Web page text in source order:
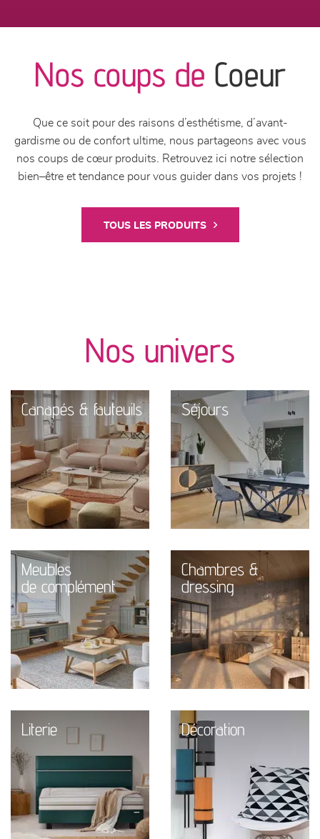
Nos coups de Coeur
Que ce soit pour des raisons d’esthétisme, d’avant-
gardisme ou de confort ultime, nous partageons avec vous
nos coups de cœur produits. Retrouvez ici notre sélection
bien–être et tendance pour vous guider dans vos projets !
TOUS LES PRODUITS
Nos univers
Canapés & fauteuils Séjours
Meubles
de complément
Chambres &
dressing
Literie Décoration